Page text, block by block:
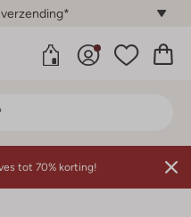
tot 70% korting!